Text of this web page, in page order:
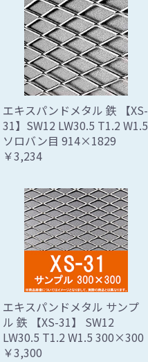
エキスパンドメタル 鉄 【XS-
31】SW12 LW30.5 T1.2 W1.5
ソロバン目 914×1829
￥3,234
エキスパンドメタル サンプ
ル 鉄 【XS-31】 SW12
LW30.5 T1.2 W1.5 300×300
￥3,300